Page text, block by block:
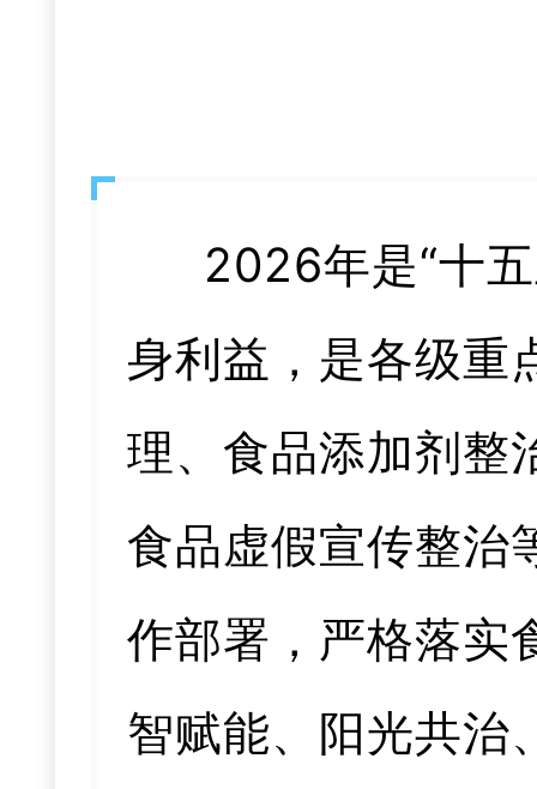
2026年是“十
身利益，是各级重
理、食品添加剂整
食品虚假宣传整治
作部署，严格落实
智赋能、阳光共治